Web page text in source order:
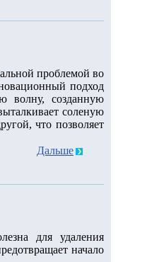
проблемой во
подход
волну, созданную
соленую
что позволяет
Дальше
для удаления
начало